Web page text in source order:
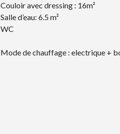
Couloir avec dressing : 16m²
Salle d’eau: 6.5 m²
WC
Mode de chauffage : electrique +